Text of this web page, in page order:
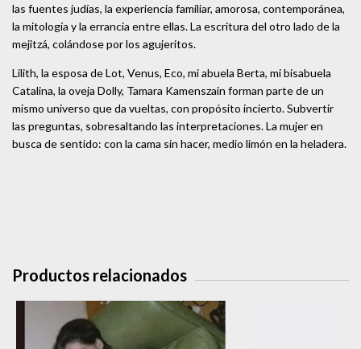
las fuentes judías, la experiencia familiar, amorosa, contemporánea,
la mitología y la errancia entre ellas. La escritura del otro lado de la
mejitzá, colándose por los agujeritos.
Lilith, la esposa de Lot, Venus, Eco, mi abuela Berta, mi bisabuela
Catalina, la oveja Dolly, Tamara Kamenszain forman parte de un
mismo universo que da vueltas, con propósito incierto. Subvertir
las preguntas, sobresaltando las interpretaciones. La mujer en
busca de sentido: con la cama sin hacer, medio limón en la heladera.
Productos relacionados